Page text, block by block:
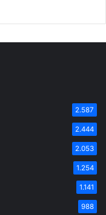
2.587
2.444
2.053
1.254
1.141
988